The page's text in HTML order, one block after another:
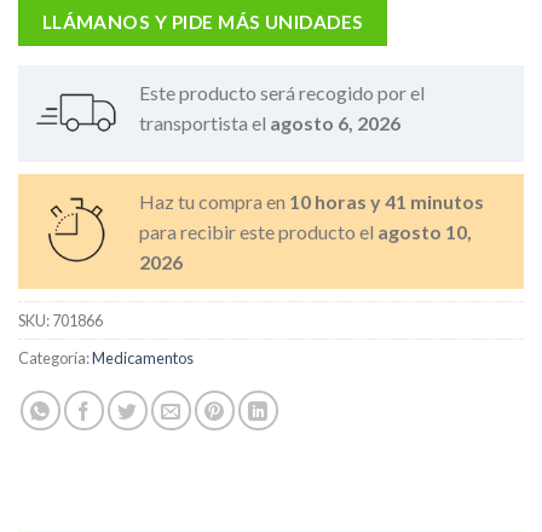
LLÁMANOS Y PIDE MÁS UNIDADES
Este producto será recogido por el
transportista el agosto 6, 2026
Haz tu compra en 10 horas y 41 minutos
para recibir este producto el agosto 10,
2026
SKU:701866
Categoría:Medicamentos